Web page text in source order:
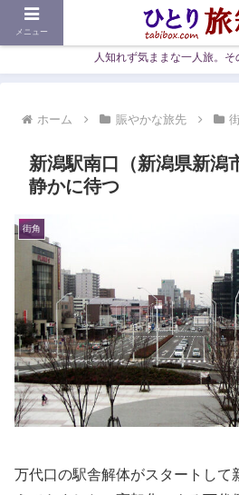
人知れず気ままな一人旅。そ
ホーム 賑やかな旅先
新潟駅南口（新潟県新潟
静かに待つ
街角
万代口の駅舎解体がスタートして
メニュー